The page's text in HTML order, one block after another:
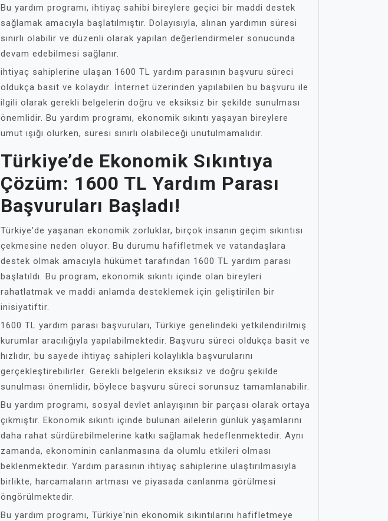
Bu yardım programı, ihtiyaç sahibi bireylere geçici bir maddi destek
sağlamak amacıyla başlatılmıştır. Dolayısıyla, alınan yardımın süresi
sınırlı olabilir ve düzenli olarak yapılan değerlendirmeler sonucunda
devam edebilmesi sağlanır.
ihtiyaç sahiplerine ulaşan 1600 TL yardım parasının başvuru süreci
oldukça basit ve kolaydır. İnternet üzerinden yapılabilen bu başvuru ile
ilgili olarak gerekli belgelerin doğru ve eksiksiz bir şekilde sunulması
önemlidir. Bu yardım programı, ekonomik sıkıntı yaşayan bireylere
umut ışığı olurken, süresi sınırlı olabileceği unutulmamalıdır.
Türkiye’de Ekonomik Sıkıntıya
Çözüm: 1600 TL Yardım Parası
Başvuruları Başladı!
Türkiye'de yaşanan ekonomik zorluklar, birçok insanın geçim sıkıntısı
çekmesine neden oluyor. Bu durumu hafifletmek ve vatandaşlara
destek olmak amacıyla hükümet tarafından 1600 TL yardım parası
başlatıldı. Bu program, ekonomik sıkıntı içinde olan bireyleri
rahatlatmak ve maddi anlamda desteklemek için geliştirilen bir
inisiyatiftir.
1600 TL yardım parası başvuruları, Türkiye genelindeki yetkilendirilmiş
kurumlar aracılığıyla yapılabilmektedir. Başvuru süreci oldukça basit ve
hızlıdır, bu sayede ihtiyaç sahipleri kolaylıkla başvurularını
gerçekleştirebilirler. Gerekli belgelerin eksiksiz ve doğru şekilde
sunulması önemlidir, böylece başvuru süreci sorunsuz tamamlanabilir.
Bu yardım programı, sosyal devlet anlayışının bir parçası olarak ortaya
çıkmıştır. Ekonomik sıkıntı içinde bulunan ailelerin günlük yaşamlarını
daha rahat sürdürebilmelerine katkı sağlamak hedeflenmektedir. Aynı
zamanda, ekonominin canlanmasına da olumlu etkileri olması
beklenmektedir. Yardım parasının ihtiyaç sahiplerine ulaştırılmasıyla
birlikte, harcamaların artması ve piyasada canlanma görülmesi
öngörülmektedir.
Bu yardım programı, Türkiye'nin ekonomik sıkıntılarını hafifletmeye